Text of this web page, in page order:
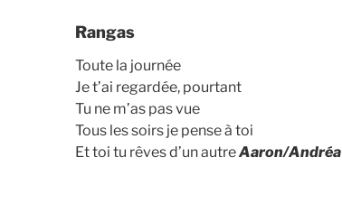
Rangas
Toute la journée
Je t’ai regardée, pourtant
Tu ne m’as pas vue
Tous les soirs je pense à toi
Et toi tu rêves d’un autreAaron/Andréa